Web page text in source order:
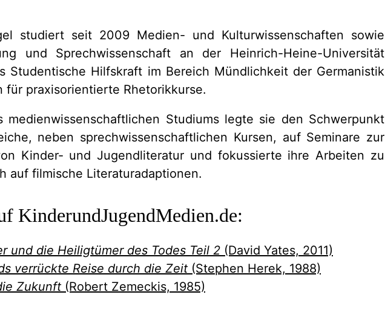
studiert seit 2009 Medien- und Kulturwissenschaften sowie
und Sprechwissenschaft an der Heinrich-Heine-Universität
Studentische Hilfskraft im Bereich Mündlichkeit der Germanistik
für praxisorientierte Rhetorikkurse.
medienwissenschaftlichen Studiums legte sie den Schwerpunkt
neben sprechwissenschaftlichen Kursen, auf Seminare zur
Kinder- und Jugendliteratur und fokussierte ihre Arbeiten zu
auf filmische Literaturadaptionen.
KinderundJugendMedien.de:
und die Heiligtümer des Todes Teil 2 (David Yates, 2011)
verrückte Reise durch die Zeit (Stephen Herek, 1988)
Zukunft (Robert Zemeckis, 1985)